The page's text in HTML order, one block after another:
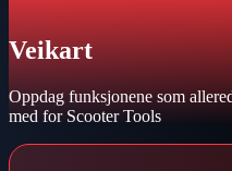
Veikart
Oppdag funksjonene som
med for Scooter Tools